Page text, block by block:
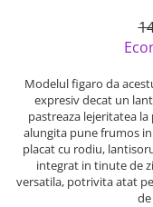
Solutii si lavete de
Modelul figaro da
expresiv decat un
pastreaza lejeritatea
alungita pune frumos
placat cu rodiu,
integrat in tinute de
versatila, potrivita atat